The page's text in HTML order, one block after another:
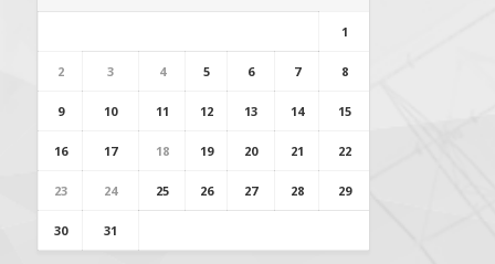
1
2 3 4 5 6 7 8
9 10 11 12 13 14 15
16 17 18 19 20 21 22
23 24 25 26 27 28 29
30 31